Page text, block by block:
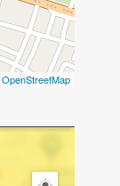
OpenStreetMap